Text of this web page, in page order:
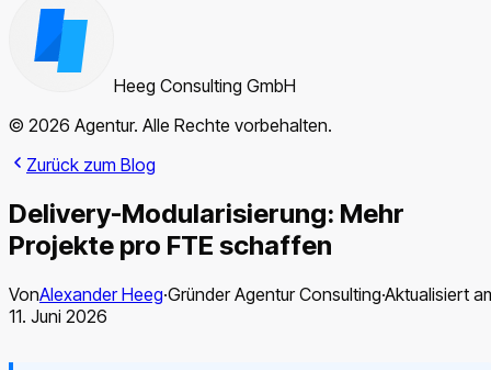
Heeg Consulting GmbH
© 2026 Agentur. Alle Rechte vorbehalten.
Zurück zum Blog
Delivery-Modularisierung: Mehr
Projekte pro FTE schaffen
VonAlexander Heeg·Gründer Agentur Consulting·Aktualisiert
11. Juni 2026